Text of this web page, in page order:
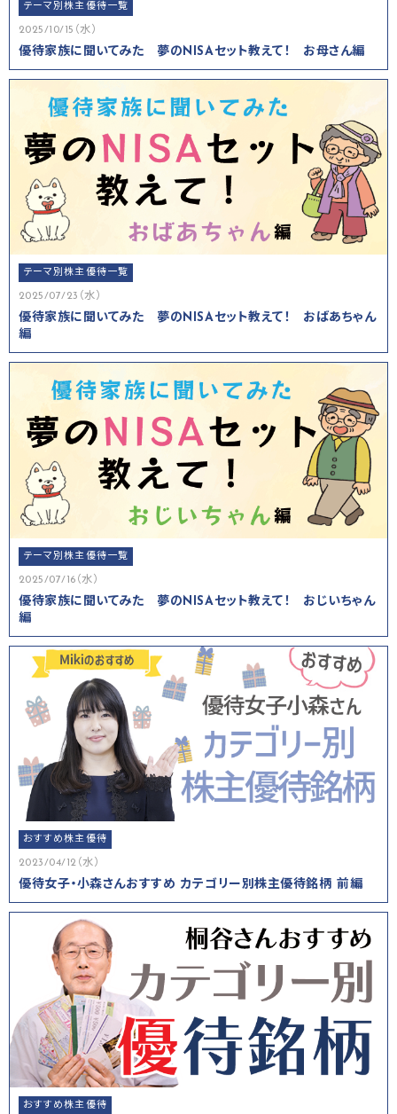
テーマ別株主優待一覧
2025/10/15（水）
優待家族に聞いてみた 夢のNISAセット教えて！ お母さん編
テーマ別株主優待一覧
2025/07/23（水）
優待家族に聞いてみた 夢のNISAセット教えて！ おばあちゃん
編
テーマ別株主優待一覧
2025/07/16（水）
優待家族に聞いてみた 夢のNISAセット教えて！ おじいちゃん
編
おすすめ株主優待
2023/04/12（水）
優待女子・小森さんおすすめ カテゴリー別株主優待銘柄 前編
おすすめ株主優待